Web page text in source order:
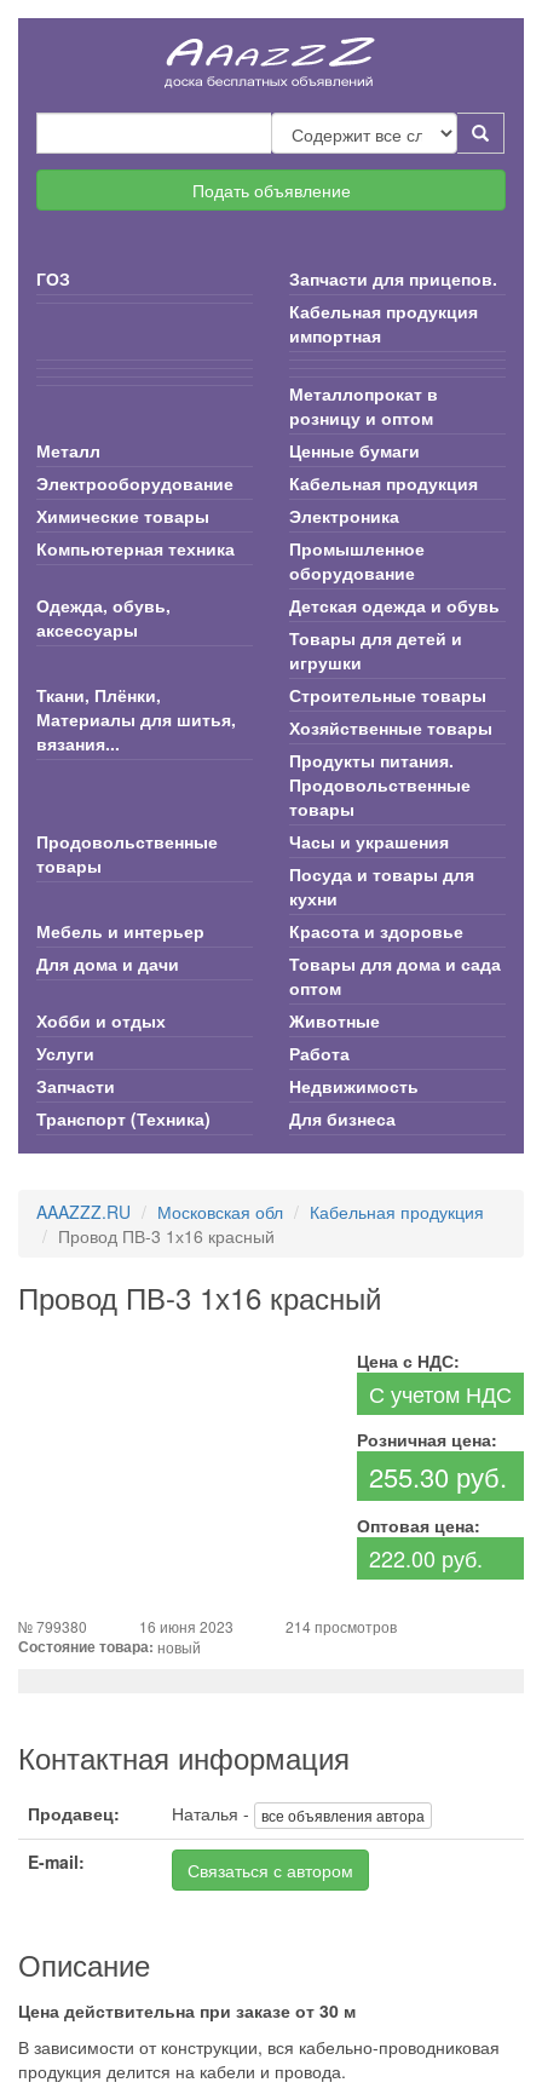
Подать объявление
ГОЗ
Запчасти для прицепов.
Кабельная продукция
импортная
Металлопрокат в
розницу и оптом
Металл
Ценные бумаги
Электрооборудование
Кабельная продукция
Химические товары
Электроника
Компьютерная техника
Промышленное
оборудование
Одежда, обувь,
аксессуары
Детская одежда и обувь
Товары для детей и
игрушки
Ткани, Плёнки,
Материалы для шитья,
вязания...
Строительные товары
Хозяйственные товары
Продукты питания.
Продовольственные
товары
Продовольственные
товары
Часы и украшения
Посуда и товары для
кухни
Мебель и интерьер
Красота и здоровье
Для дома и дачи
Товары для дома и сада
оптом
Хобби и отдых
Животные
Услуги
Работа
Запчасти
Недвижимость
Транспорт (Техника)
Для бизнеса
AAAZZZ.RU Московская обл
Кабельная продукция
Провод ПВ-3 1х16 красный
Провод ПВ-3 1х16 красный
Цена с НДС:
С учетом НДС
Розничная цена:
255.30 руб.
Оптовая цена:
222.00 руб.
№ 799380 16 июня 2023 214 просмотров
Состояние товара: новый
Контактная информация
Продавец: Наталья - все объявления автора
E-mail: Связаться с автором
Описание
Цена действительна при заказе от 30 м
В зависимости от конструкции, вся кабельно-проводниковая
продукция делится на кабели и провода.